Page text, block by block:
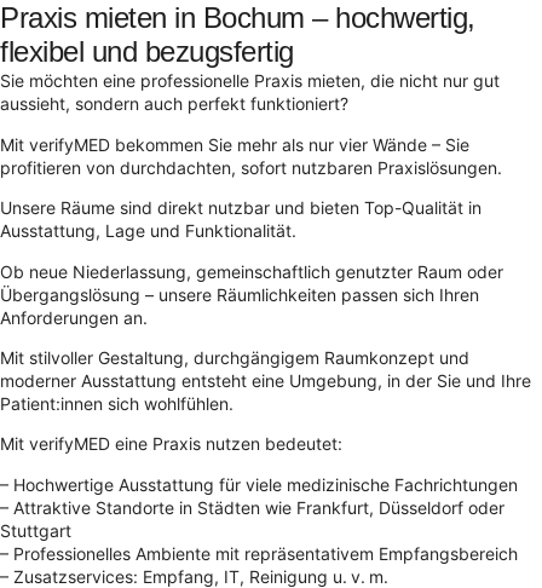
Praxis mieten in Bochum – hochwertig,
flexibel und bezugsfertig
Sie möchten eine professionelle Praxis mieten, die nicht nur gut
aussieht, sondern auch perfekt funktioniert?
Mit verifyMED bekommen Sie mehr als nur vier Wände – Sie
profitieren von durchdachten, sofort nutzbaren Praxislösungen.
Unsere Räume sind direkt nutzbar und bieten Top-Qualität in
Ausstattung, Lage und Funktionalität.
Ob neue Niederlassung, gemeinschaftlich genutzter Raum oder
Übergangslösung – unsere Räumlichkeiten passen sich Ihren
Anforderungen an.
Mit stilvoller Gestaltung, durchgängigem Raumkonzept und
moderner Ausstattung entsteht eine Umgebung, in der Sie und Ihre
Patient:innen sich wohlfühlen.
Mit verifyMED eine Praxis nutzen bedeutet:
– Hochwertige Ausstattung für viele medizinische Fachrichtungen
– Attraktive Standorte in Städten wie Frankfurt, Düsseldorf oder
Stuttgart
– Professionelles Ambiente mit repräsentativem Empfangsbereich
– Zusatzservices: Empfang, IT, Reinigung u. v. m.